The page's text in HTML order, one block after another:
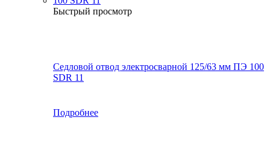
Быстрый просмотр
Седловой отвод электросварной 125/63 мм ПЭ 100
SDR 11
Подробнее